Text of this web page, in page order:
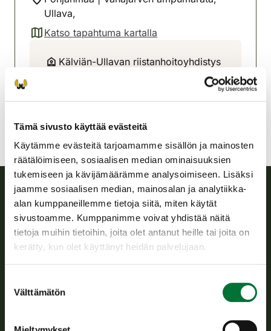
Tämä sivusto käyttää evästeitä
Käytämme evästeitä tarjoamamme sisällön ja mainosten
räätälöimiseen, sosiaalisen median ominaisuuksien
tukemiseen ja kävijämäärämme analysoimiseen. Lisäksi
jaamme sosiaalisen median, mainosalan ja analytiikka-
alan kumppaneillemme tietoja siitä, miten käytät
sivustoamme. Kumppanimme voivat yhdistää näitä
tietoja muihin tietoihin, joita olet antanut heille tai joita on
kerätty, kun olet käyttänyt heidän palvelujaan.
valinta
Välttämätön
Ullava,
Katso tapahtuma kartalla
(avautuu uuteen välilehteen)
Kälviän-Ullavan riistanhoitoyhdistys
Suomen riistakeskus
Suomen riistakeskus edistää kestävää riistataloutta, tukee
riistanhoitoyhdistysten toimintaa ja huolehtii riistapolitiikan
Tietoa meistä